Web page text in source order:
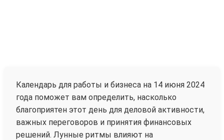
Календарь для работы и бизнеса на 14 июня 2024
года поможет вам определить, насколько
благоприятен этот день для деловой активности,
важных переговоров и принятия финансовых
решений. Лунные ритмы влияют на